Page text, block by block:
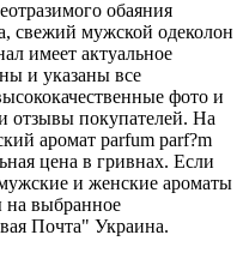
обаяния
свежий мужской одеколон
имеет актуальное
и указаны все
фото и
отзывы покупателей. На
аромат parfum parf?m
цена в гривнах. Если
и женские ароматы
на выбранное
Почта" Украина.